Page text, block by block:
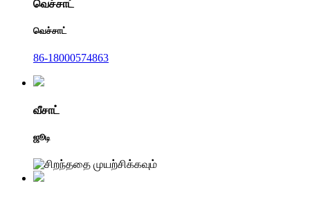
வெச்சாட்
வெச்சாட்
86-18000574863
வீசாட்
ஜூடி